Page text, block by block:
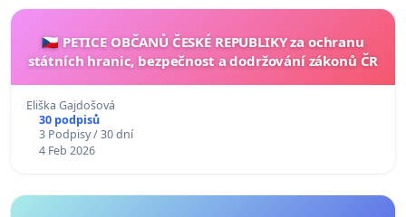
🇨🇿 PETICE OBČANŮ ČESKÉ REPUBLIKY za ochranu
státních hranic, bezpečnost a dodržování zákonů ČR
Eliška Gajdošová
30 podpisů
3 Podpisy / 30 dní
4 Feb 2026